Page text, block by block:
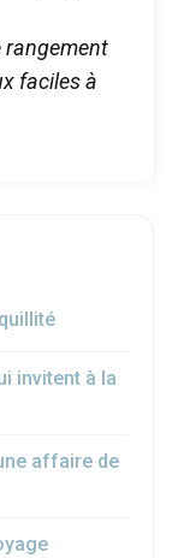
rangement
faciles à
invitent à la
affaire de